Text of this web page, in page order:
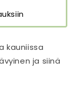
kauniissa
ja siinä